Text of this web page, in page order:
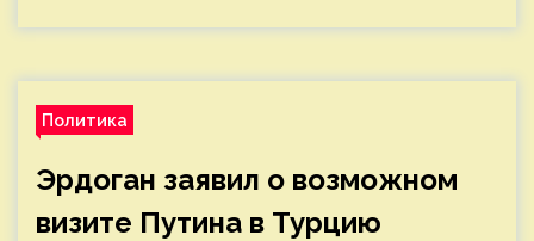
Политика
Эрдоган заявил о возможном
визите Путина в Турцию